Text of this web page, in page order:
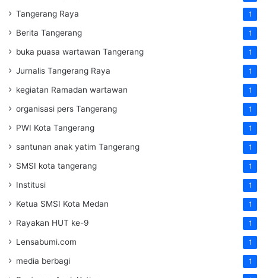
Tangerang Raya 1
Berita Tangerang 1
buka puasa wartawan Tangerang 1
Jurnalis Tangerang Raya 1
kegiatan Ramadan wartawan 1
organisasi pers Tangerang 1
PWI Kota Tangerang 1
santunan anak yatim Tangerang 1
SMSI kota tangerang 1
Institusi 1
Ketua SMSI Kota Medan 1
Rayakan HUT ke-9 1
Lensabumi.com 1
media berbagi 1